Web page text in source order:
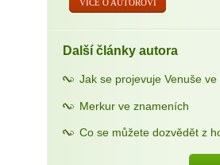
VÍCE O AUTOROVI
Další články autora
Jak se projevuje Venuše
Merkur ve znameních
Co se můžete dozvědět z